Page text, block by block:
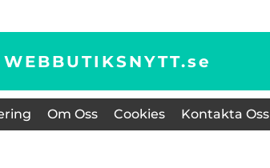
WEBBUTIKSNYTT.se
Om Oss Cookies Kontakta Oss